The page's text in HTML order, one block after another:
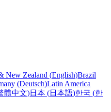
New Zealand (English)Brazil
(Deutsch)Latin America
體中文)日本 (日本語)한국 (한